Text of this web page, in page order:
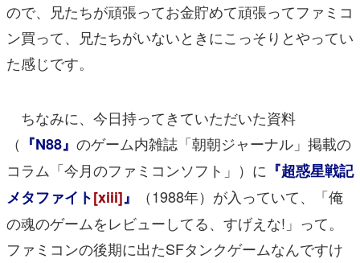
ので、兄たちが頑張ってお金貯めて頑張ってファミコ
ン買って、兄たちがいないときにこっそりとやってい
た感じです。
ちなみに、今日持ってきていただいた資料
（ 『N88』 のゲーム内雑誌「朝朝ジャーナル」掲載の
コラム「今月のファミコンソフト」）に 『超惑星戦記
メタファイト[xiii]』
（1988年）が入っていて、「俺
の魂のゲームをレビューしてる、すげえな!」って。
ファミコンの後期に出たSFタンクゲームなんですけ